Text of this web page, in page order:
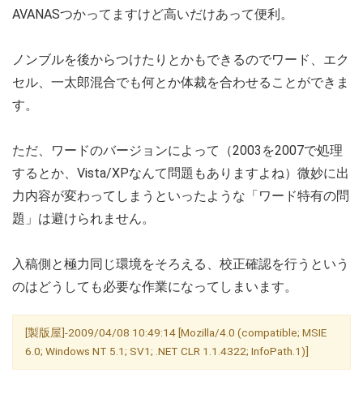
AVANASつかってますけど高いだけあって便利。
ノンブルを後からつけたりとかもできるのでワード、エク
セル、一太郎混合でも何とか体裁を合わせることができま
す。
ただ、ワードのバージョンによって（2003を2007で処理
するとか、Vista/XPなんて問題もありますよね）微妙に出
力内容が変わってしまうといったような「ワード特有の問
題」は避けられません。
入稿側と極力同じ環境をそろえる、校正確認を行うという
のはどうしても必要な作業になってしまいます。
[製版屋]-2009/04/08 10:49:14 [Mozilla/4.0 (compatible; MSIE
6.0; Windows NT 5.1; SV1; .NET CLR 1.1.4322; InfoPath.1)]